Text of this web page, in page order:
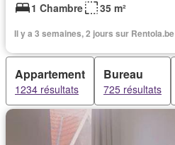
1 Chambre
35 m²
Il y a 3 semaines, 2 jours sur Rentola.be
Appartement
1234 résultats
Bureau
725 résultats